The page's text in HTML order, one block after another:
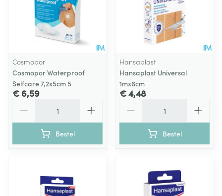
Cosmopor
Cosmopor Waterproof
Selfcare 7,2x5cm 5
€ 6,59
Bestel
Hansaplast
Hansaplast Universal
1mx6cm
€ 4,48
Bestel